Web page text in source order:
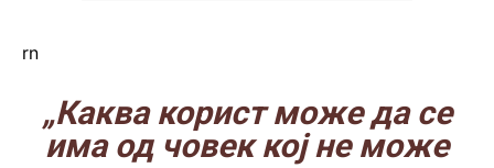
rn
„Каква корист може да се
има од човек кој не може